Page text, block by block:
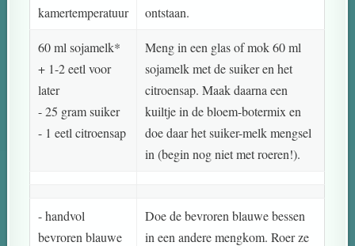
kamertemperatuur
ontstaan.
60 ml sojamelk*
+ 1-2 eetl voor
later
- 25 gram suiker
- 1 eetl citroensap
Meng in een glas of mok 60 ml
sojamelk met de suiker en het
citroensap. Maak daarna een
kuiltje in de bloem-botermix en
doe daar het suiker-melk mengsel
in (begin nog niet met roeren!).
- handvol
bevroren blauwe
Doe de bevroren blauwe bessen
in een andere mengkom. Roer ze